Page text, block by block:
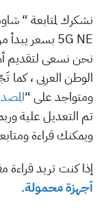
نحن نسعى لتقديم
الوطن العربى ، كما
ومتواجد على “
تم التعديل علية
ويمكنك قراءة
إذا كنت تريد
أجهزة محمولة.